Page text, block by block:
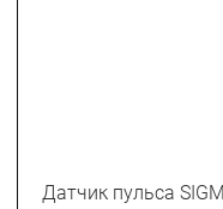
Датчик пульса